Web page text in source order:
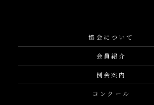
協会について
会員紹介
例会案内
コンクール